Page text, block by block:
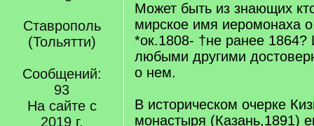
Ставрополь
(Тольятти)
Сообщений:
93
На сайте с
2019 г.
Может быть из знающих
мирское имя иеромонаха
*ок.1808- †не ранее 1864?
любыми другими
о нем.
В историческом очерке
монастыря (Казань,1891)